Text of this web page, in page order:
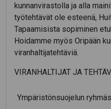
kunnanvirastolla ja alla
työtehtävät ole esteenä,
Tapaamisista sopiminen
Hoidamme myös Oripään
viranhaltijatehtäviä.
VIRANHALTIJAT JA
Ympäristönsuojelun